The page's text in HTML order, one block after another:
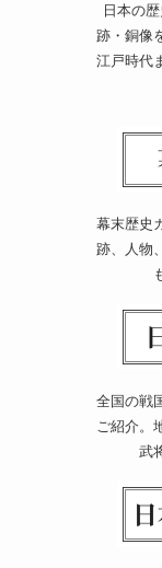
日本の
跡・銅像
江戸時代
幕末歴史
跡、人物
全国の戦
ご紹介。
武